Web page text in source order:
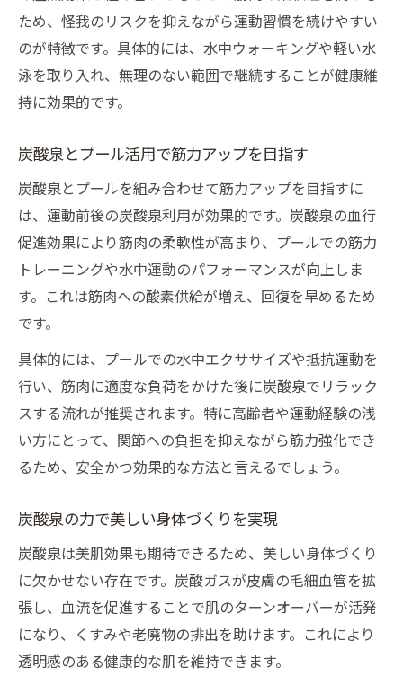
ため、怪我のリスクを抑えながら運動習慣を続けやすい
のが特徴です。具体的には、水中ウォーキングや軽い水
泳を取り入れ、無理のない範囲で継続することが健康維
持に効果的です。
炭酸泉とプール活用で筋力アップを目指す
炭酸泉とプールを組み合わせて筋力アップを目指すに
は、運動前後の炭酸泉利用が効果的です。炭酸泉の血行
促進効果により筋肉の柔軟性が高まり、プールでの筋力
トレーニングや水中運動のパフォーマンスが向上しま
す。これは筋肉への酸素供給が増え、回復を早めるため
です。
具体的には、プールでの水中エクササイズや抵抗運動を
行い、筋肉に適度な負荷をかけた後に炭酸泉でリラック
スする流れが推奨されます。特に高齢者や運動経験の浅
い方にとって、関節への負担を抑えながら筋力強化でき
るため、安全かつ効果的な方法と言えるでしょう。
炭酸泉の力で美しい身体づくりを実現
炭酸泉は美肌効果も期待できるため、美しい身体づくり
に欠かせない存在です。炭酸ガスが皮膚の毛細血管を拡
張し、血流を促進することで肌のターンオーバーが活発
になり、くすみや老廃物の排出を助けます。これにより
透明感のある健康的な肌を維持できます。